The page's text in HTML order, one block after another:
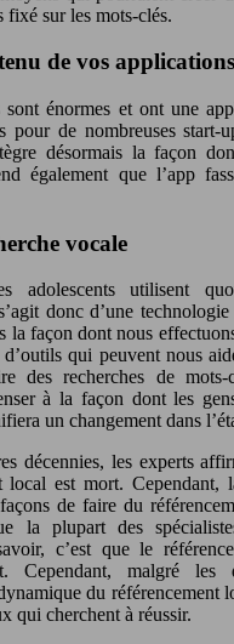
fixé sur les mots-clés.
de vos applications
énormes et ont une
pour de nombreuses start-
désormais la façon
également que l’app
vocale
adolescents utilisent
donc d’une
la façon dont nous
qui peuvent nous
des recherches de mots-
à la façon dont les
un changement dans
décennies, les experts
local est mort. Cependant,
de faire du
la plupart des
c’est que le
Cependant, malgré
du référencement
qui cherchent à réussir.